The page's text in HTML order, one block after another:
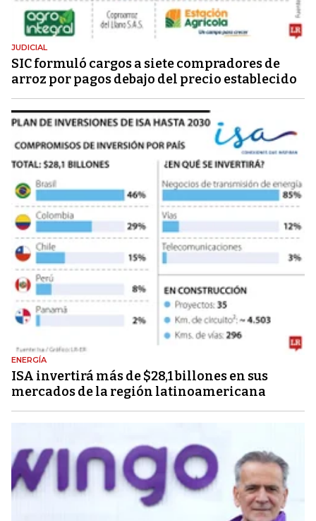
JUDICIAL
SIC formuló cargos a siete compradores de
arroz por pagos debajo del precio establecido
ENERGÍA
ISA invertirá más de $28,1 billones en sus
mercados de la región latinoamericana